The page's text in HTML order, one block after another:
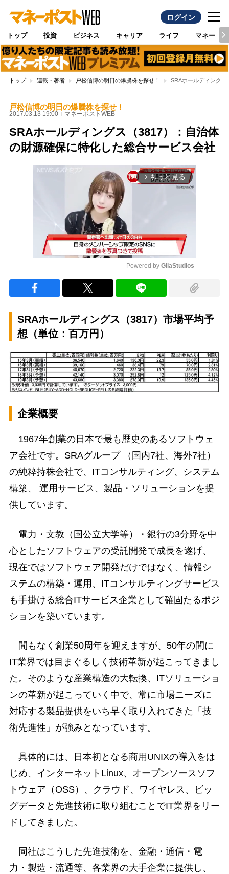
ログイン
トップ 投資 ビジネス キャリア ライフ マネー
トップ 連載・著者 戸松信博の明日の爆騰株を探せ！ SRAホールディング
戸松信博の明日の爆騰株を探せ！
2017.03.13 19:00 マネーポストWEB
SRAホールディングス（3817）：自治体
の財源確保に特化した総合サービス会社
arrow_forward_ios もっと見る
Powered by GliaStudios
SRAホールディングス（3817）市場平均予
想（単位：百万円）
企業概要
1967年創業の日本で最も歴史のあるソフトウェ
ア会社です。SRAグループ （国内7社、海外7社）
の純粋持株会社で、ITコンサルティング、システム
構築、 運用サービス、製品・ソリューションを提
供しています。
電力・文教（国公立大学等）・銀行の3分野を中
心としたソフトウェアの受託開発で成長を遂げ、
現在ではソフトウェア開発だけではなく、情報シ
ステムの構築・運用、ITコンサルティングサービス
も手掛ける総合ITサービス企業として確固たるポジ
ションを築いています。
間もなく創業50周年を迎えますが、50年の間に
IT業界では目まぐるしく技術革新が起こってきまし
た。そのような産業構造の大転換、ITソリューショ
ンの革新が起こっていく中で、常に市場ニーズに
対応する製品提供をいち早く取り入れてきた「技
術先進性」が強みとなっています。
具体的には、日本初となる商用UNIXの導入をは
じめ、インターネットLinux、オープンソースソフ
トウェア（OSS）、クラウド、ワイヤレス、ビッ
グデータと先進技術に取り組むことでIT業界をリー
ドしてきました。
同社はこうした先進技術を、金融・通信・電
力・製造・流通等、各業界の大手企業に提供し、